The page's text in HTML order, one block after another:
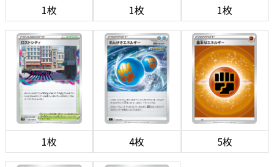
1枚 1枚 1枚
1枚 4枚 5枚